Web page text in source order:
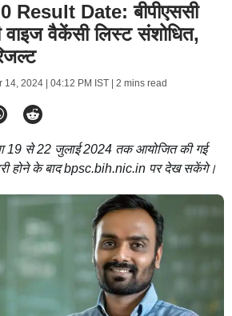
Result Date: बीपीएससी
वैकेंसी लिस्ट संशोधित,
14, 2024 | 04:12 PM IST| 2 mins read
19 से 22 जुलाई 2024 तक आयोजित की गई
होने के बाद bpsc.bih.nic.in पर देख सकेंगे।